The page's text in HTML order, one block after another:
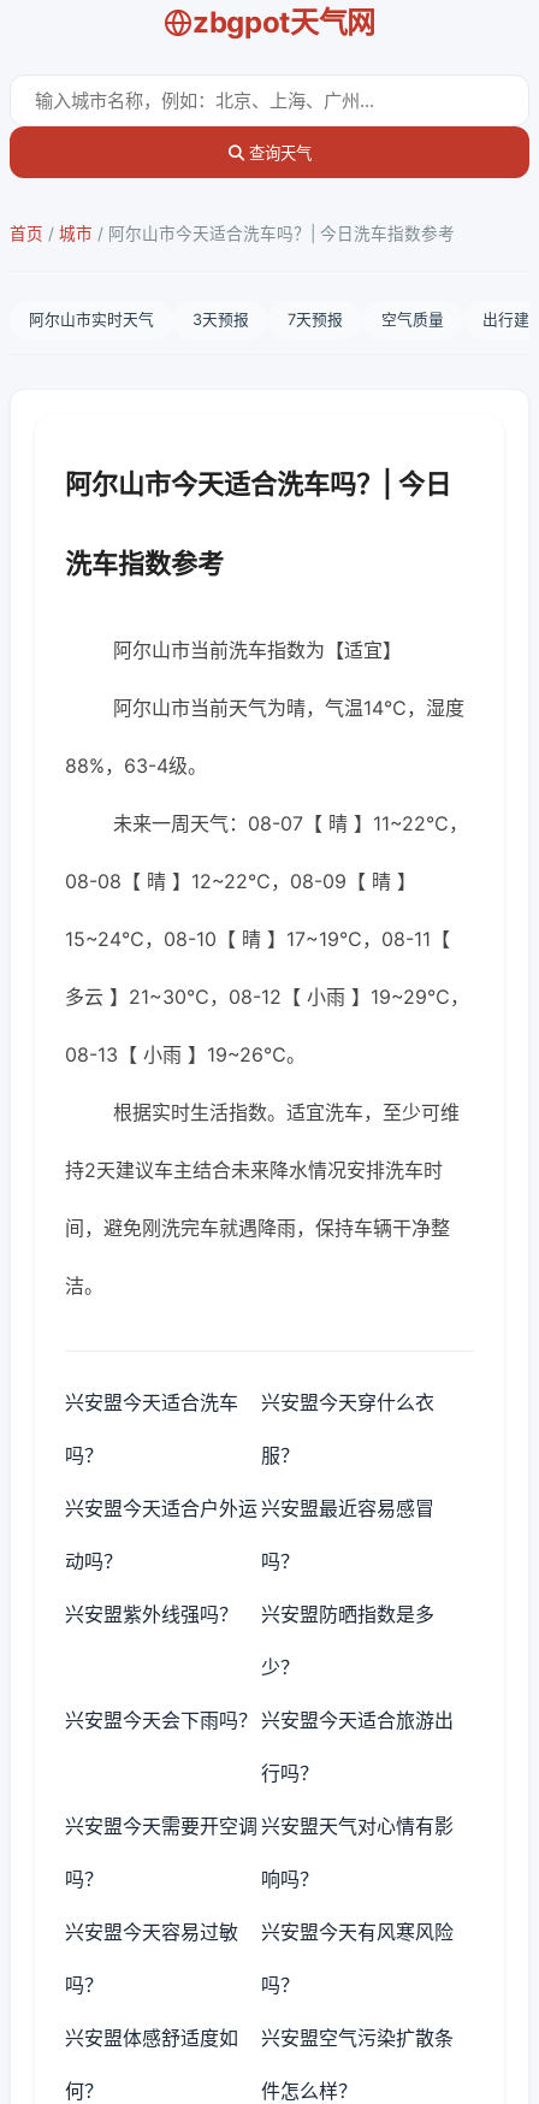
zbgpot天气网
查询天气
首页 / 城市 / 阿尔山市今天适合洗车吗？| 今日洗车指数参考
阿尔山市实时天气 3天预报 7天预报 空气质量 出行建
阿尔山市今天适合洗车吗？| 今日
洗车指数参考
阿尔山市当前洗车指数为【适宜】
阿尔山市当前天气为晴，气温14℃，湿度
88%，63-4级。
未来一周天气：08-07【 晴 】11~22℃，
08-08【 晴 】12~22℃，08-09【 晴 】
15~24℃，08-10【 晴 】17~19℃，08-11【
多云 】21~30℃，08-12【 小雨 】19~29℃，
08-13【 小雨 】19~26℃。
根据实时生活指数。适宜洗车，至少可维
持2天建议车主结合未来降水情况安排洗车时
间，避免刚洗完车就遇降雨，保持车辆干净整
洁。
兴安盟今天适合洗车
吗？
兴安盟今天穿什么衣
服？
兴安盟今天适合户外运
动吗？
兴安盟最近容易感冒
吗？
兴安盟紫外线强吗？ 兴安盟防晒指数是多
少？
兴安盟今天会下雨吗？ 兴安盟今天适合旅游出
行吗？
兴安盟今天需要开空调
吗？
兴安盟天气对心情有影
响吗？
兴安盟今天容易过敏
吗？
兴安盟今天有风寒风险
吗？
兴安盟体感舒适度如
何？
兴安盟空气污染扩散条
件怎么样？